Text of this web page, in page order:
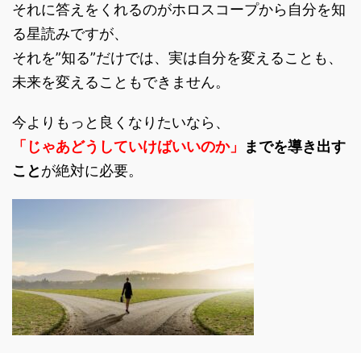
それに答えをくれるのがホロスコープから自分を知
る星読みですが、
それを”知る”だけでは、実は自分を変えることも、
未来を変えることもできません。
今よりもっと良くなりたいなら、
「じゃあどうしていけばいいのか」
までを導き出す
ことが絶対に必要。